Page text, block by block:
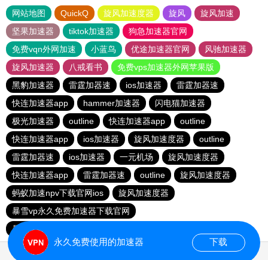
网站地图 QuickQ 旋风加速度器 旋风
旋风加速
坚果加速器
tiktok加速器
狗急加速器官网
免费vqn外网加速
小蓝鸟 优途加速器官网
风驰加速器
旋风加速器
八戒看书
免费vps加速器外网苹果版
黑豹加速器
雷霆加器速 ios加速器
雷霆加器速
快连加速器app
hammer加速器
闪电猫加速器
极光加速器
outline 快连加速器app
outline
快连加速器app
ios加速器 旋风加速度器
outline
雷霆加器速
ios加速器 一元机场
旋风加速度器
快连加速器app
雷霆加器速 outline
旋风加速度器
蚂蚁加速npv下载官网ios
旋风加速度器
暴雪vp永久免费加速器下载官网
暴雪vp永久免费加速器下载官网
永久免费使用的加速器 下载